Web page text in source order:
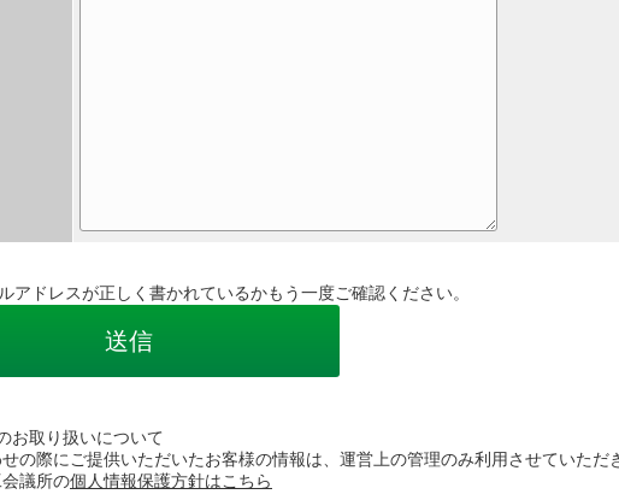
アドレスが正しく書かれているかもう一度ご確認ください。
お取り扱いについて
の際にご提供いただいたお客様の情報は、運営上の管理のみ利用させていただ
議所の個人情報保護方針はこちら